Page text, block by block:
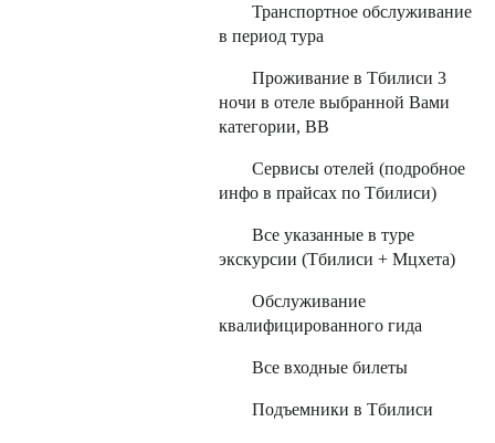
Транспортное обслуживание
в период тура
Проживание в Тбилиси 3
ночи в отеле выбранной Вами
категории, ВВ
Сервисы отелей (подробное
инфо в прайсах по Тбилиси)
Все указанные в туре
экскурсии (Тбилиси + Мцхета)
Обслуживание
квалифицированного гида
Все входные билеты
Подъемники в Тбилиси